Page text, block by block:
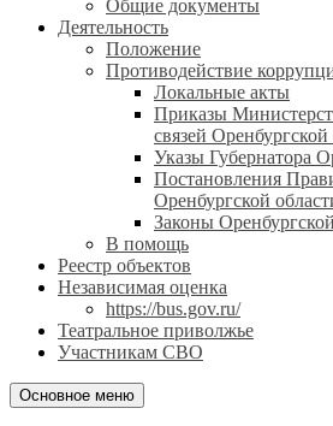
Общие документы
Деятельность
Положение
Противодействие
Локальные акты
Приказы
связей Оренбургской
Указы Губернатора
Постановления
Оренбургской
Законы
В помощь
Реестр объектов
Независимая оценка
https://bus.gov.ru/
Театральное приволжье
Участникам СВО
Основное меню